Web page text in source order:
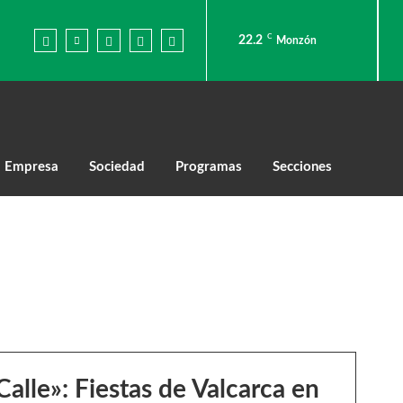
22.2 C Monzón
Empresa Sociedad Programas Secciones
Fiestas de Valcarca en